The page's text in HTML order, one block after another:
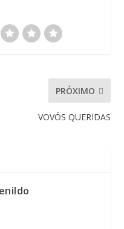
PRÓXIMO
VOVÓS QUERIDAS